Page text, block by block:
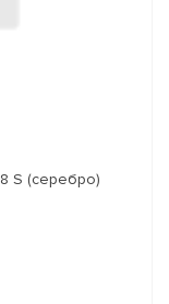
S (серебро)